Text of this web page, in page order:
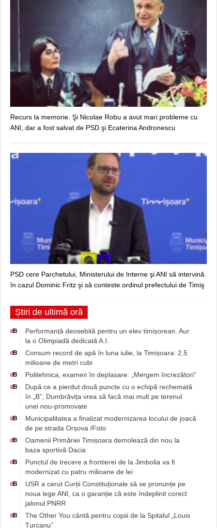
Recurs la memorie. Şi Nicolae Robu a avut mari probleme cu
ANI, dar a fost salvat de PSD şi Ecaterina Andronescu
PSD cere Parchetului, Ministerului de Interne şi ANI să intervină
în cazul Dominic Fritz şi să conteste ordinul prefectului de Timiş
Știri de ultimă oră
d B
Performanță deosebită pentru un elev timișorean. Aur
la o Olimpiadă dedicată A.I.
d B
Consum record de apă în luna iulie, la Timișoara: 2,5
milioane de metri cubi
d B Politehnica, examen în deplasare: „Mergem încrezători”
d B
După ce a pierdut două puncte cu o echipă rechemată
în „B”, Dumbrăvița vrea să facă mai mult pe terenul
unei nou-promovate
d B
Municipalitatea a finalizat modernizarea locului de joacă
de pe strada Orșova /Foto
d B
Oamenii Primăriei Timișoara demolează din nou la
baza sportivă Dacia
d B
Punctul de trecere a frontierei de la Jimbolia va fi
modernizat cu patru milioane de lei
d B
USR a cerut Curții Constituționale să se pronunțe pe
noua lege ANI, ca o garanție că este îndeplinit corect
jalonul PNRR
d B
The Other You cântă pentru copiii de la Spitalul „Louis
Țurcanu”